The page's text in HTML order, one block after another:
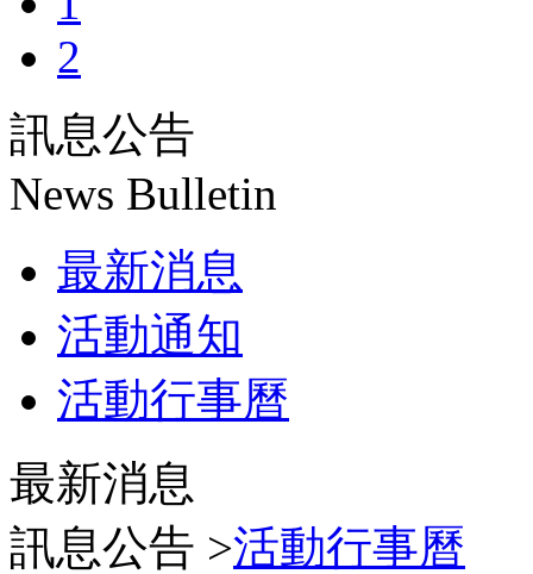
2
訊息公告
News Bulletin
最新消息
活動通知
活動行事曆
最新消息
訊息公告 >活動行事曆